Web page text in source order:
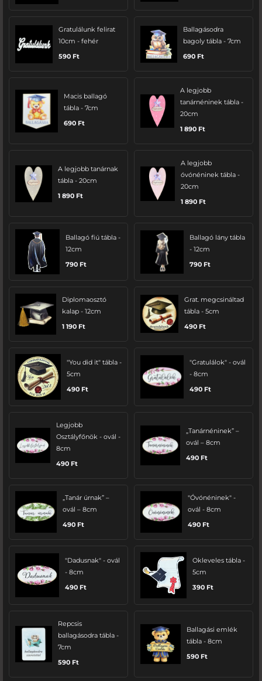
Gratulálunk felirat
10cm - fehér
590 Ft
Ballagásodra
bagoly tábla - 7cm
690 Ft
Macis ballagó
tábla - 7cm
690 Ft
A legjobb
tanárnéninek tábla -
20cm
1 890 Ft
A legjobb tanárnak
tábla - 20cm
1 890 Ft
A legjobb
óvónéninek tábla -
20cm
1 890 Ft
Ballagó fiú tábla -
12cm
790 Ft
Ballagó lány tábla
- 12cm
790 Ft
Diplomaosztó
kalap - 12cm
1 190 Ft
Grat. megcsináltad
tábla - 5cm
490 Ft
"You did it" tábla -
5cm
490 Ft
"Gratulálok" - ovál
- 8cm
490 Ft
Legjobb
Osztályfőnök - ovál -
8cm
490 Ft
„Tanárnéninek” –
ovál – 8cm
490 Ft
„Tanár úrnak” –
ovál – 8cm
490 Ft
"Óvónéninek" -
ovál - 8cm
490 Ft
"Dadusnak" - ovál
- 8cm
490 Ft
Okleveles tábla -
5cm
390 Ft
Repcsis
ballagásodra tábla -
7cm
590 Ft
Ballagási emlék
tábla - 8cm
590 Ft